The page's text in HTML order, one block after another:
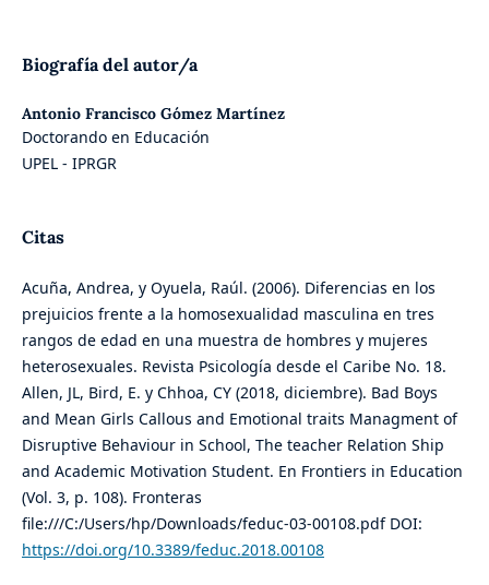
Biografía del autor/a
Antonio Francisco Gómez Martínez
Doctorando en Educación
UPEL - IPRGR
Citas
Acuña, Andrea, y Oyuela, Raúl. (2006). Diferencias en los
prejuicios frente a la homosexualidad masculina en tres
rangos de edad en una muestra de hombres y mujeres
heterosexuales. Revista Psicología desde el Caribe No. 18.
Allen, JL, Bird, E. y Chhoa, CY (2018, diciembre). Bad Boys
and Mean Girls Callous and Emotional traits Managment of
Disruptive Behaviour in School, The teacher Relation Ship
and Academic Motivation Student. En Frontiers in Education
(Vol. 3, p. 108). Fronteras
file:///C:/Users/hp/Downloads/feduc-03-00108.pdf DOI:
https://doi.org/10.3389/feduc.2018.00108